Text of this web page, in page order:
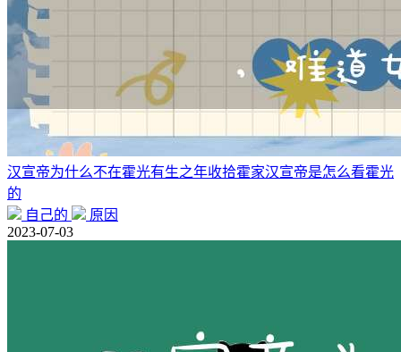
汉宣帝为什么不在霍光有生之年收拾霍家汉宣帝是怎么看霍光
的
自己的
原因
2023-07-03